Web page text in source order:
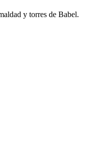
y torres de Babel.